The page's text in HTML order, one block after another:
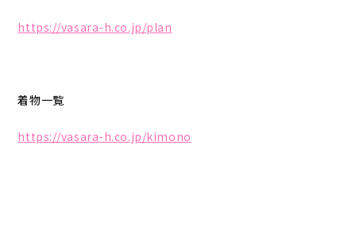
https://vasara-h.co.jp/plan
着物一覧
https://vasara-h.co.jp/kimono